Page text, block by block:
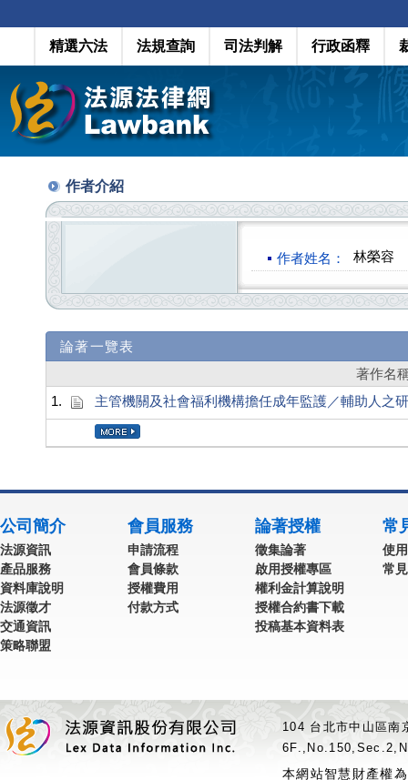
精選六法 法規查詢 司法判解 行政函釋
作者介紹
作者姓名： 林榮容
論著一覽表
著作名
1.
主管機關及社會福利機構擔任成年監護／輔助人之
公司簡介
法源資訊
產品服務
資料庫說明
法源徵才
交通資訊
策略聯盟
會員服務
申請流程
會員條款
授權費用
付款方式
論著授權
徵集論著
啟用授權專區
權利金計算說明
授權合約書下載
投稿基本資料表
常
使
常
104 台北市中山區
本網站智慧財產權